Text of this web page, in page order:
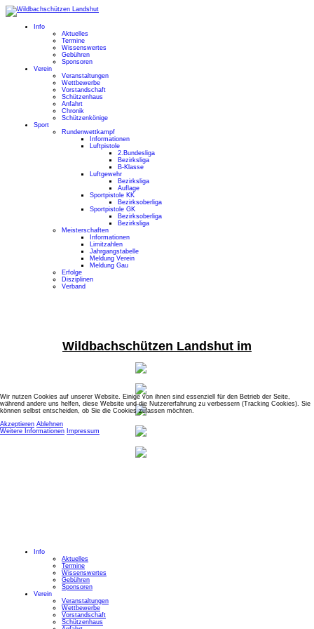
Info
Aktuelles
Termine
Wissenswertes
Gebühren
Sponsoren
Verein
Veranstaltungen
Wettbewerbe
Vorstandschaft
Schützenhaus
Anfahrt
Chronik
Schützenkönige
Sport
Rundenwettkampf
Informationen
Luftpistole
2.Bundesliga
Bezirksliga
B-Klasse
Luftgewehr
Bezirksliga
Auflage
Sportpistole KK
Bezirksoberliga
Sportpistole GK
Bezirksoberliga
Bezirksliga
Meisterschaften
Informationen
Limitzahlen
Jahrgangstabelle
Meldung Verein
Meldung Gau
Erfolge
Disziplinen
Verband
Wildbachschützen Landshut im
Info
Aktuelles
Termine
Wissenswertes
Gebühren
Sponsoren
Verein
Veranstaltungen
Wettbewerbe
Vorstandschaft
Schützenhaus
Wir nutzen Cookies auf unserer Website. Einige von ihnen sind essenziell für den Betrieb der Seite,
während andere uns helfen, diese Website und die Nutzererfahrung zu verbessern (Tracking Cookies). Sie
können selbst entscheiden, ob Sie die Cookies zulassen möchten.
Akzeptieren Ablehnen
Weitere Informationen Impressum